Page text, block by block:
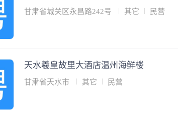
甘肃省城关区永昌路242号 其它 民营
天水羲皇故里大酒店温州海鲜楼
甘肃省天水市 其它 民营